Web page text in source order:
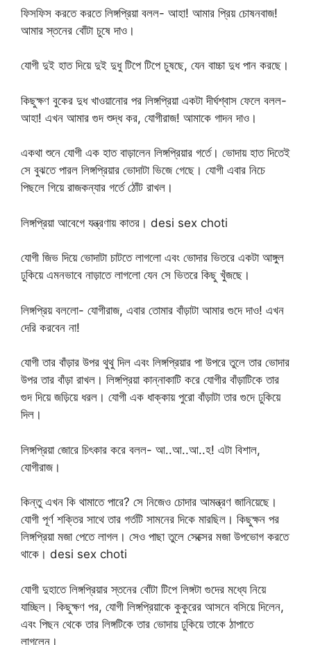
ফিসফিস করতে করতে লিঙ্গপ্রিয়া বলল- আহা! আমার প্রিয় চোষনবাজ!
আমার স্তনের বোঁটা চুষে দাও।
যোগী দুই হাত দিয়ে দুই দুধু টিপে টিপে চুষছে, যেন বাচ্চা দুধ পান করছে।
কিছুক্ষণ বুকের দুধ খাওয়ানোর পর লিঙ্গপ্রিয়া একটা দীর্ঘশ্বাস ফেলে বলল-
আহা! এখন আমার গুদ শুদ্ধ কর, যোগীরাজ! আমাকে গাদন দাও।
একথা শুনে যোগী এক হাত বাড়ালেন লিঙ্গপ্রিয়ার গর্তে। ভোদায় হাত দিতেই
সে বুঝতে পারল লিঙ্গপ্রিয়ার ভোদাটা ভিজে গেছে। যোগী এবার নিচে
পিছলে গিয়ে রাজকন্যার গর্তে ঠোঁট রাখল।
লিঙ্গপ্রিয়া আবেগে যন্ত্রণায় কাতর। desi sex choti
যোগী জিভ দিয়ে ভোদাটা চাটতে লাগলো এবং ভোদার ভিতরে একটা আঙ্গুল
ঢুকিয়ে এমনভাবে নাড়াতে লাগলো যেন সে ভিতরে কিছু খুঁজছে।
লিঙ্গপ্রিয় বললো- যোগীরাজ, এবার তোমার বাঁড়াটা আমার গুদে দাও! এখন
দেরি করবেন না!
যোগী তার বাঁড়ার উপর থুথু দিল এবং লিঙ্গপ্রিয়ার পা উপরে তুলে তার ভোদার
উপর তার বাঁড়া রাখল। লিঙ্গপ্রিয়া কান্নাকাটি করে যোগীর বাঁড়াটিকে তার
গুদ দিয়ে জড়িয়ে ধরল। যোগী এক ধাক্কায় পুরো বাঁড়াটা তার গুদে ঢুকিয়ে
দিল।
লিঙ্গপ্রিয়া জোরে চিৎকার করে বলল- আ..আ..আ..হ! এটা বিশাল,
যোগীরাজ।
কিন্তু এখন কি থামাতে পারে? সে নিজেও চোদার আমন্ত্রণ জানিয়েছে।
যোগী পূর্ণ শক্তির সাথে তার গর্তটি সামনের দিকে মারছিল। কিছুক্ষন পর
লিঙ্গপ্রিয়া মজা পেতে লাগল। সেও পাছা তুলে সেক্সের মজা উপভোগ করতে
থাকে। desi sex choti
যোগী দুহাতে লিঙ্গপ্রিয়ার স্তনের বোঁটা টিপে লিঙ্গটা গুদের মধ্যে নিয়ে
যাচ্ছিল। কিছুক্ষণ পর, যোগী লিঙ্গপ্রিয়াকে কুকুরের আসনে বসিয়ে দিলেন,
এবং পিছন থেকে তার লিঙ্গটিকে তার ভোদায় ঢুকিয়ে তাকে ঠাপাতে
লাগলেন।